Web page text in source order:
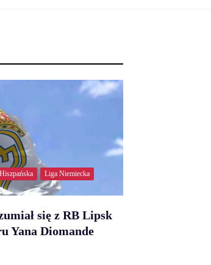
Liga Niemiecka
się z RB Lipsk
Yana Diomande